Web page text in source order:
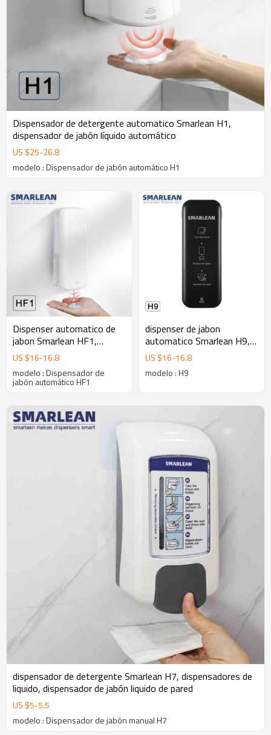
Dispensador de detergente automatico Smarlean H1,
dispensador de jabón líquido automático
US $25-26.8
modelo : Dispensador de jabón automático H1
Dispenser automatico de
jabon Smarlean HF1,
despachador de jabón
eléctrico
US $16-16.8
modelo : Dispensador de
jabón automático HF1
dispenser de jabon
automatico Smarlean H9,
dosificador de jabon
electrico
US $16-16.8
modelo : H9
dispensador de detergente Smarlean H7, dispensadores de
liquido, dispensador de jabón liquido de pared
US $5-5.5
modelo : Dispensador de jabón manual H7